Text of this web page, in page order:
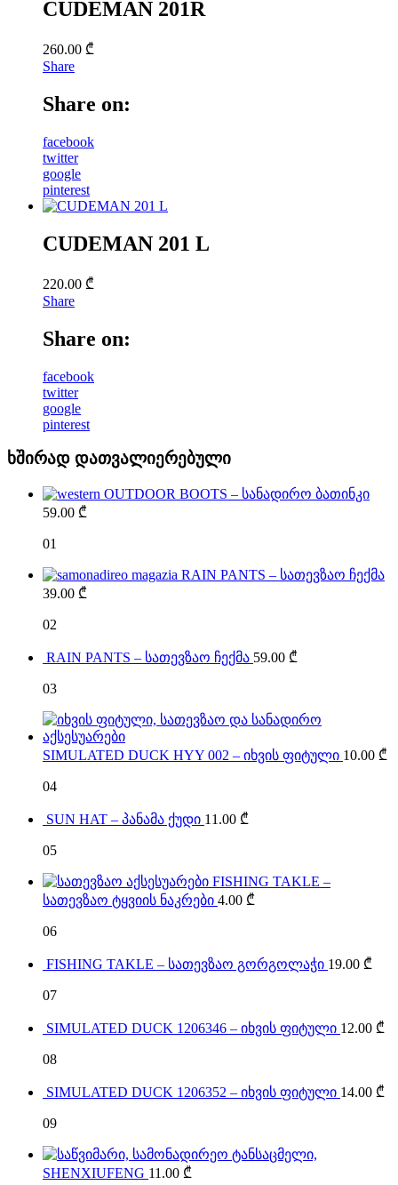
CUDEMAN 201R
260.00 ₾
Share
Share on:
facebook
twitter
google
pinterest
CUDEMAN 201 L
220.00 ₾
Share
Share on:
facebook
twitter
google
pinterest
ხშირად დათვალიერებული
OUTDOOR BOOTS – სანადირო ბათინკი
59.00 ₾
01
RAIN PANTS – სათევზაო ჩექმა
39.00 ₾
02
RAIN PANTS – სათევზაო ჩექმა 59.00 ₾
03
SIMULATED DUCK HYY 002 – იხვის ფიტული 10.00 ₾
04
SUN HAT – პანამა ქუდი 11.00 ₾
05
FISHING TAKLE –
სათევზაო ტყვიის ნაკრები 4.00 ₾
06
FISHING TAKLE – სათევზაო გორგოლაჭი 19.00 ₾
07
SIMULATED DUCK 1206346 – იხვის ფიტული 12.00 ₾
08
SIMULATED DUCK 1206352 – იხვის ფიტული 14.00 ₾
09
SHENXIUFENG 11.00 ₾